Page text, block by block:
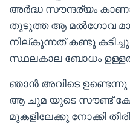
അർദ്ധ സൗന്ദര്യം
തുടുത്ത ആ മൽഗോവ
നില്കുന്നത് കണ്ടു കടിച്ചു
സ്ഥലകാല ബോധം ഉള്ളത്
ഞാൻ അവിടെ ഉണ്ടെന്നു
ആ ചുമ യുടെ സൗണ്ട്
മുകളിലേക്കു നോക്കി